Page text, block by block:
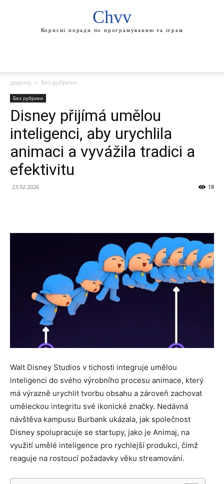
Chvv
Корисні поради по програмуванню та іграм
додому Без рубрики
Без рубрики
Disney přijímá umělou
inteligenci, aby urychlila
animaci a vyvážila tradici a
efektivitu
23.02.2026 18
Walt Disney Studios v tichosti integruje umělou
inteligenci do svého výrobního procesu animace, který
má výrazně urychlit tvorbu obsahu a zároveň zachovat
uměleckou integritu své ikonické značky. Nedávná
návštěva kampusu Burbank ukázala, jak společnost
Disney spolupracuje se startupy, jako je Animaj, na
využití umělé inteligence pro rychlejší produkci, čímž
reaguje na rostoucí požadavky věku streamování.